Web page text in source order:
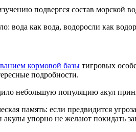
подвергся состав морской
вода как вода, водоросли как
кормовой базы тигровых
подробности.
небольшую популяцию акул
память: если предвидится
упорно не желают покидать